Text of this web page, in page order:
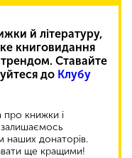
й літературу,
книговидання
Ставайте
до Клубу
книжки і
залишаємось
наших донаторів.
ще кращими!